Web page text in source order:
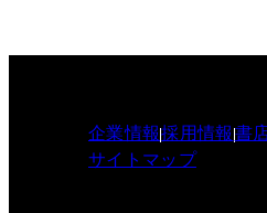
企業情報採用情報書
サイトマップ